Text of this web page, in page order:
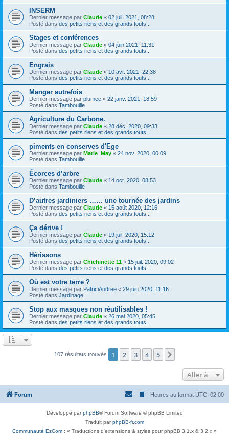
INSERM
Dernier message par Claude « 02 juil. 2021, 08:28
Posté dans des petits riens et des grands touts...
Stages et conférences
Dernier message par Claude « 04 juin 2021, 11:31
Posté dans des petits riens et des grands touts...
Engrais
Dernier message par Claude « 10 avr. 2021, 22:38
Posté dans des petits riens et des grands touts...
Manger autrefois
Dernier message par plumee « 22 janv. 2021, 18:59
Posté dans Tambouille
Agriculture du Carbone.
Dernier message par Claude « 28 déc. 2020, 09:33
Posté dans des petits riens et des grands touts...
piments en conserves d'Ege
Dernier message par Marie_May « 24 nov. 2020, 00:09
Posté dans Tambouille
Écorces d’arbre
Dernier message par Claude « 14 oct. 2020, 08:53
Posté dans Tambouille
D’autres jardiniers …… une tournée des jardins
Dernier message par Claude « 15 août 2020, 12:16
Posté dans des petits riens et des grands touts...
Ça dérive !
Dernier message par Claude « 19 juil. 2020, 15:12
Posté dans des petits riens et des grands touts...
Hérissons
Dernier message par Chichinette 11 « 15 juil. 2020, 09:02
Posté dans des petits riens et des grands touts...
Où est votre terre ?
Dernier message par PatriciAndree « 29 juin 2020, 11:16
Posté dans Jardinage
Stop aux masques non réutilisables !
Dernier message par Claude « 26 mai 2020, 05:45
Posté dans des petits riens et des grands touts...
107 résultats trouvés 1 2 3 4 5
Aller à
Forum Heures au format UTC+02:00
Développé parphpBB® Forum Software © phpBB Limited
Traduit parphpBB-fr.com
Communauté EzCom : « Traductions d'extensions & styles pour phpBB 3.1.x & 3.2.x »